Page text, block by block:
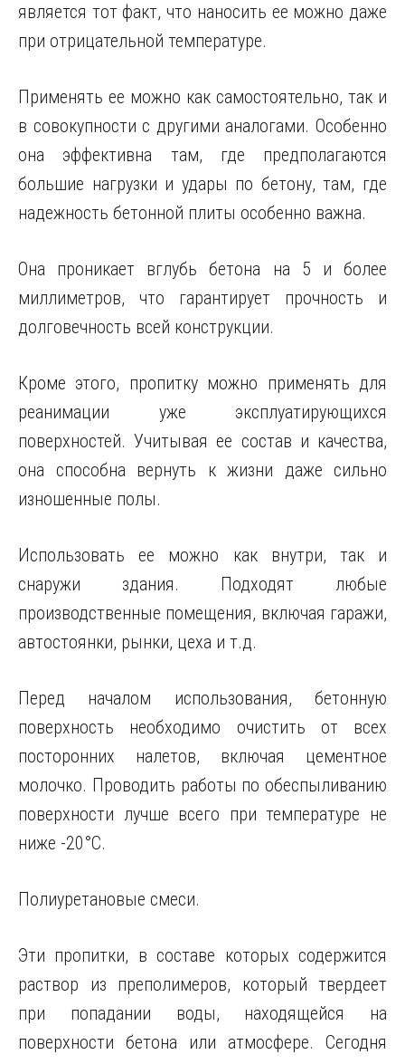
является тот факт, что наносить ее можно даже
при отрицательной температуре.
Применять ее можно как самостоятельно, так и
в совокупности с другими аналогами. Особенно
она эффективна там, где предполагаются
большие нагрузки и удары по бетону, там, где
надежность бетонной плиты особенно важна.
Она проникает вглубь бетона на 5 и более
миллиметров, что гарантирует прочность и
долговечность всей конструкции.
Кроме этого, пропитку можно применять для
реанимации уже эксплуатирующихся
поверхностей. Учитывая ее состав и качества,
она способна вернуть к жизни даже сильно
изношенные полы.
Использовать ее можно как внутри, так и
снаружи здания. Подходят любые
производственные помещения, включая гаражи,
автостоянки, рынки, цеха и т.д.
Перед началом использования, бетонную
поверхность необходимо очистить от всех
посторонних налетов, включая цементное
молочко. Проводить работы по обеспыливанию
поверхности лучше всего при температуре не
ниже -20°С.
Полиуретановые смеси.
Эти пропитки, в составе которых содержится
раствор из преполимеров, который твердеет
при попадании воды, находящейся на
поверхности бетона или атмосфере. Сегодня